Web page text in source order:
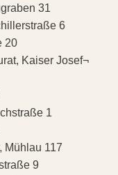
31
6
20
Kaiser Josef¬
1
Mühlau 117
9